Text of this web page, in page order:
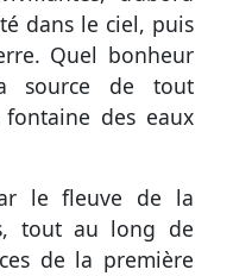
dans le ciel, puis
Quel bonheur
source de tout
des eaux
le fleuve de la
tout au long de
de la première